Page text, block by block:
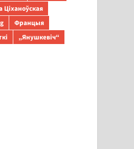
Ціханоўская
Францыя
„Янушкевіч“